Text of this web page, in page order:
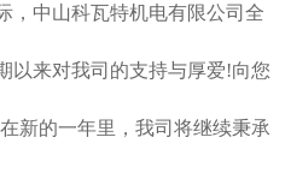
中山科瓦特机电有限公司全
以来对我司的支持与厚爱!向您
新的一年里，我司将继续秉承